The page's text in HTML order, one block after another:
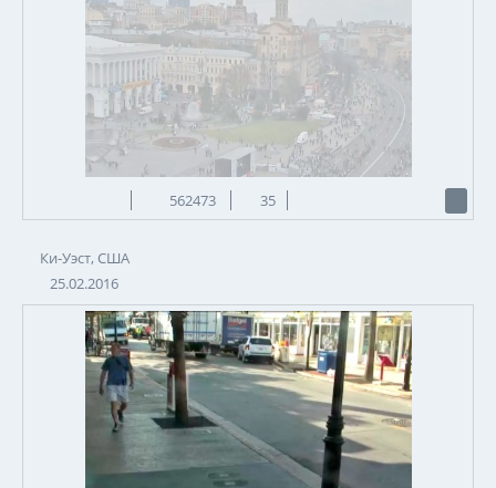
562473 35
Ки-Уэст, США
25.02.2016